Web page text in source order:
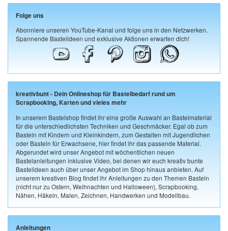
Folge uns
Abonniere unseren YouTube-Kanal und folge uns in den Netzwerken.
Spannende Bastelideen und exklusive Aktionen erwarten dich!
kreativbunt - Dein Onlineshop für Bastelbedarf rund um
Scrapbooking, Karten und vieles mehr
In unserem Bastelshop findet ihr eine große Auswahl an Bastelmaterial
für die unterschiedlichsten Techniken und Geschmäcker. Egal ob zum
Basteln mit Kindern und Kleinkindern, zum Gestalten mit Jugendlichen
oder Basteln für Erwachsene, hier findet ihr das passende Material.
Abgerundet wird unser Angebot mit wöchentlichen neuen
Bastelanleitungen inklusive Video, bei denen wir euch kreativ bunte
Bastelideen auch über unser Angebot im Shop hinaus anbieten. Auf
unserem kreativen Blog findet ihr Anleitungen zu den Themen Basteln
(nicht nur zu Ostern, Weihnachten und Halloween), Scrapbooking,
Nähen, Häkeln, Malen, Zeichnen, Handwerken und Modellbau.
Anleitungen